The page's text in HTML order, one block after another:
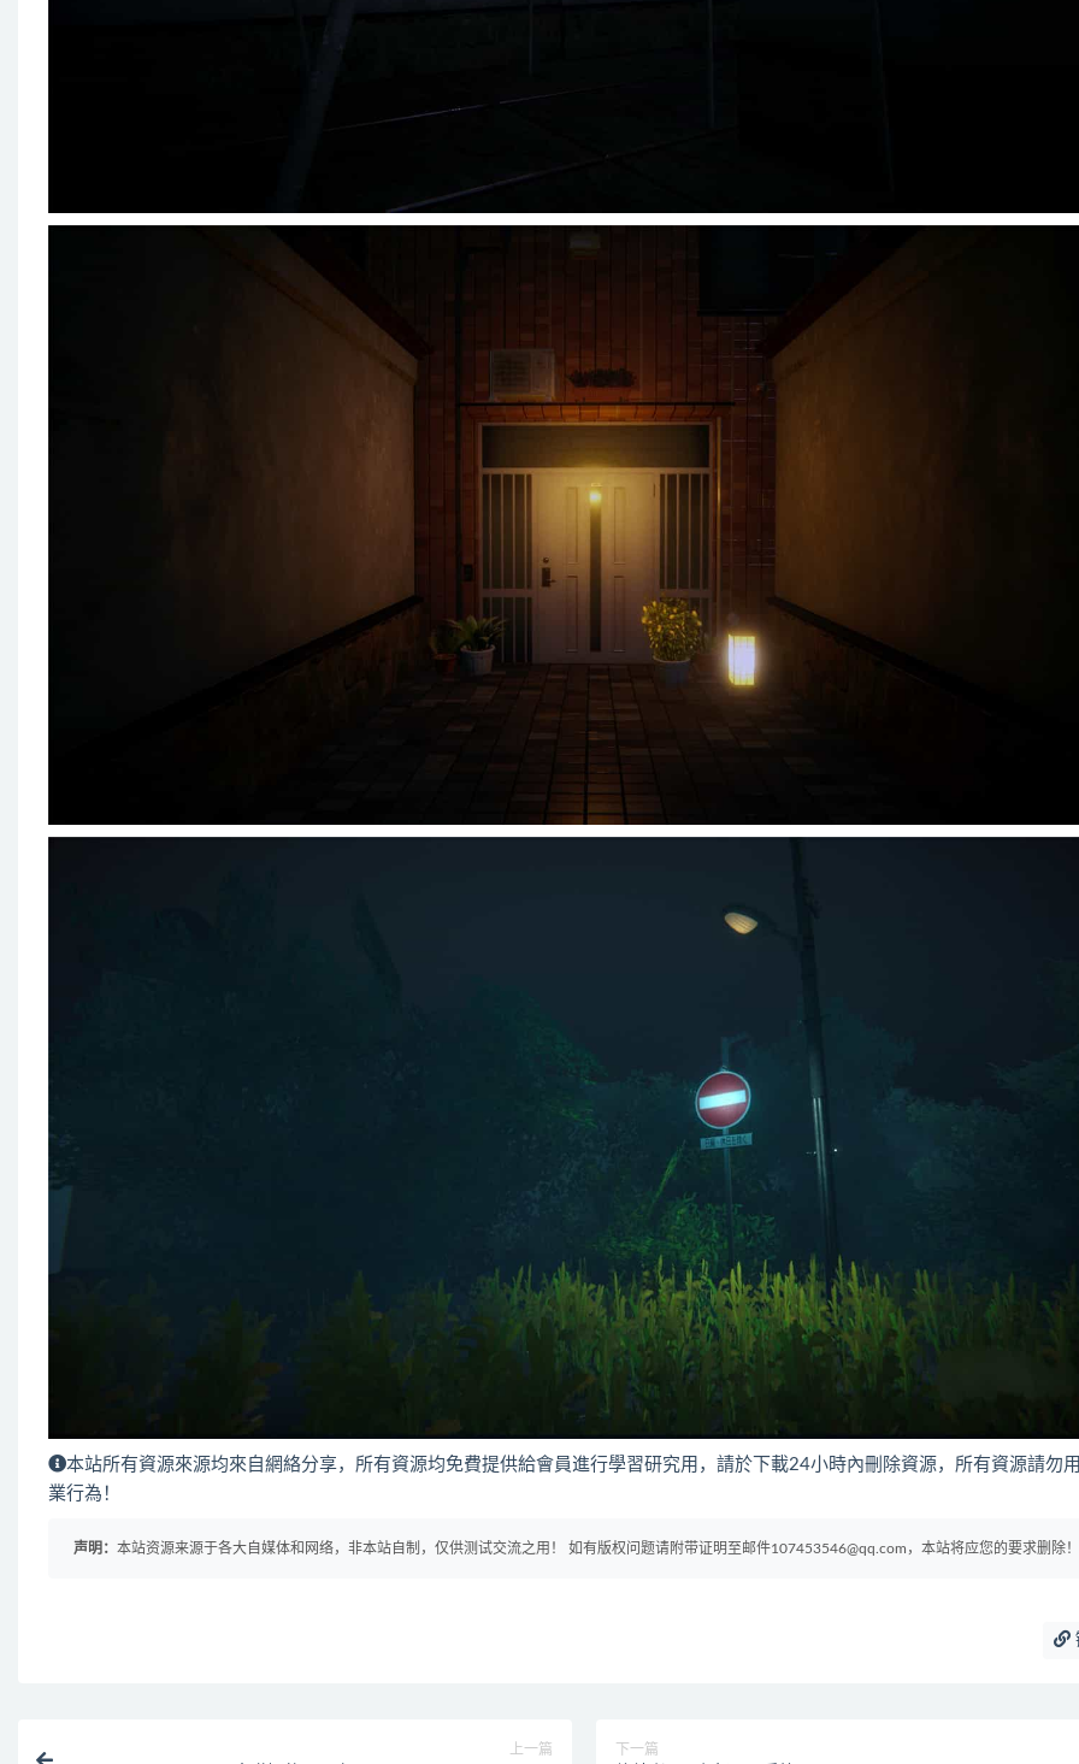
本站所有資源來源均來自網絡分享，所有資源均免費提供給會員進行學習研究用，請於下載24小時內刪除資源，所有資源請勿
業行為！
声明： 本站资源来源于各大自媒体和网络，非本站自制，仅供测试交流之用！ 如有版权问题请附带证明至邮件107453546@qq.com，本站将应您的要求删除！
上一篇 下一篇